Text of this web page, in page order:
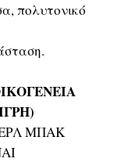
πολυτονικό
ΜΠΑΚ